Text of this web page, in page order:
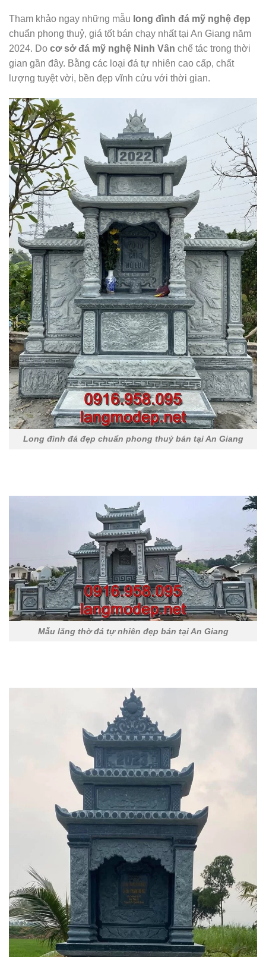
Tham khảo ngay những mẫu long đình đá mỹ nghệ đẹp
chuẩn phong thuỷ, giá tốt bán chạy nhất tại An Giang năm
2024. Do cơ sở đá mỹ nghệ Ninh Vân chế tác trong thời
gian gần đây. Bằng các loại đá tự nhiên cao cấp, chất
lượng tuyệt vời, bền đẹp vĩnh cửu với thời gian.
Long đình đá đẹp chuẩn phong thuỷ bán tại An Giang
Mẫu lăng thờ đá tự nhiên đẹp bán tại An Giang